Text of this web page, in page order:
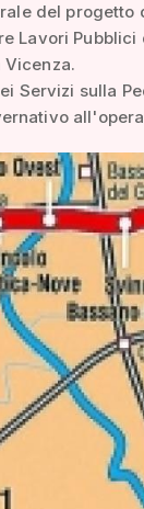
del
Lavori Pubblici
Vicenza.
Servizi sulla